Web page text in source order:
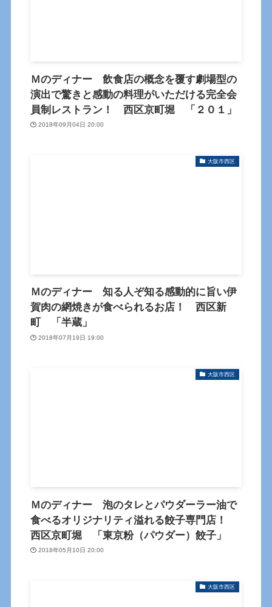
Ｍのディナー 飲食店の概念を覆す劇場型の
演出で驚きと感動の料理がいただける完全会
員制レストラン！ 西区京町堀 「２０１」
2018年09月04日 20:00
大阪市西区
Ｍのディナー 知る人ぞ知る感動的に旨い伊
賀肉の網焼きが食べられるお店！ 西区新
町 「半蔵」
2018年07月19日 19:00
大阪市西区
Ｍのディナー 泡のタレとパウダーラー油で
食べるオリジナリティ溢れる餃子専門店！
西区京町堀 「東京粉（パウダー）餃子」
2018年05月10日 20:00
大阪市西区